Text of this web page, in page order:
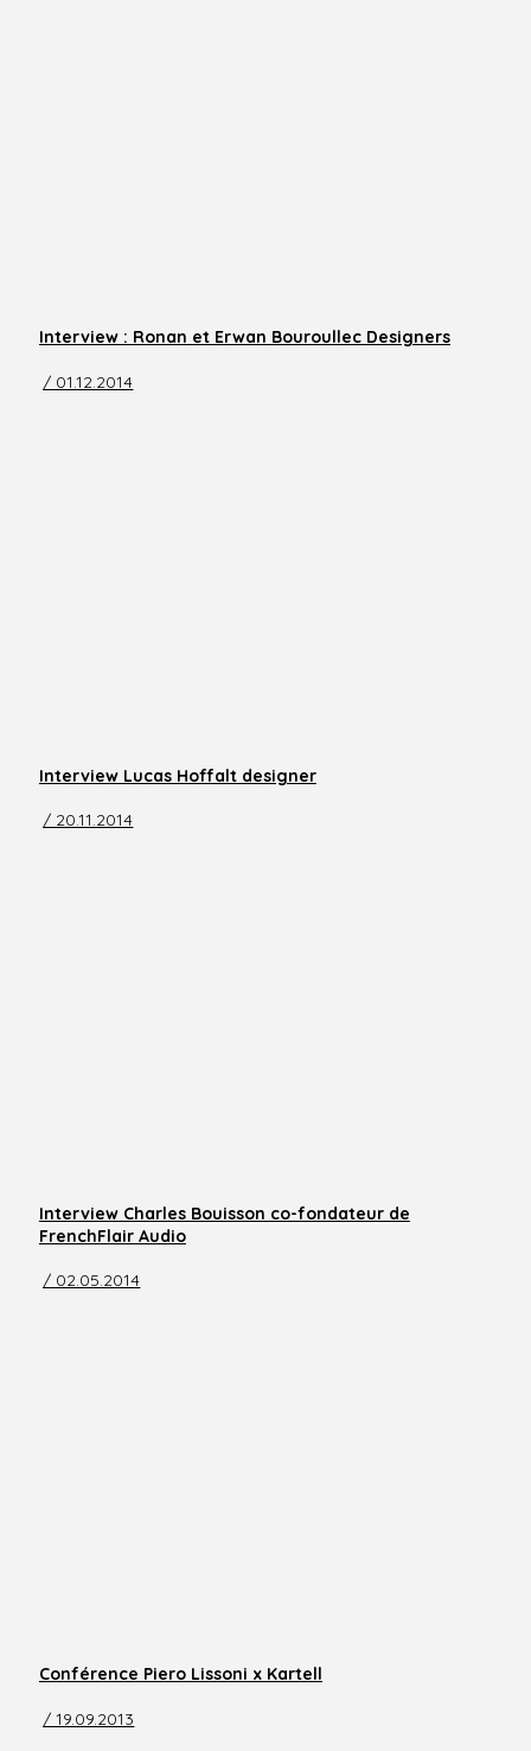
Interview : Ronan et Erwan Bouroullec Designers
/ 01.12.2014
Interview Lucas Hoffalt designer
/ 20.11.2014
Interview Charles Bouisson co-fondateur de
FrenchFlair Audio
/ 02.05.2014
Conférence Piero Lissoni x Kartell
/ 19.09.2013